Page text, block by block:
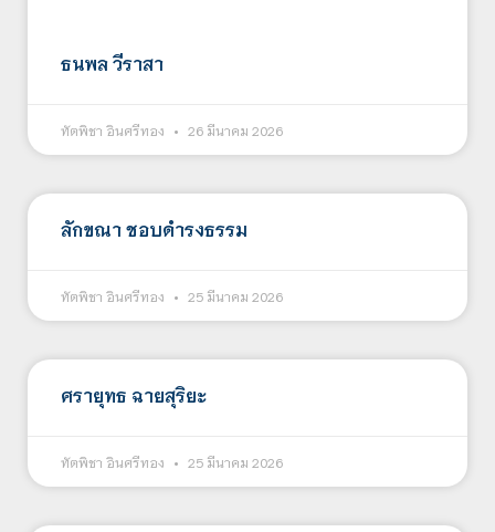
ธนพล วีราสา
ทัตพิชา อินศรีทอง 26 มีนาคม 2026
ลักขณา ชอบดำรงธรรม
ทัตพิชา อินศรีทอง 25 มีนาคม 2026
ศรายุทธ ฉายสุริยะ
ทัตพิชา อินศรีทอง 25 มีนาคม 2026